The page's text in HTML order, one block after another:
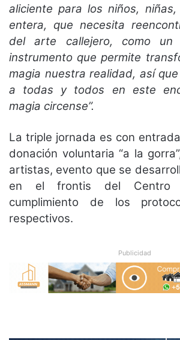
aliciente para los niños,
entera, que necesita
del arte callejero, como
instrumento que permite
magia nuestra realidad, así
a todas y todos en este
magia circense”.
La triple jornada es con
donación voluntaria “a la
artistas, evento que se
en el frontis del Centro
cumplimiento de los
respectivos.
Publicidad